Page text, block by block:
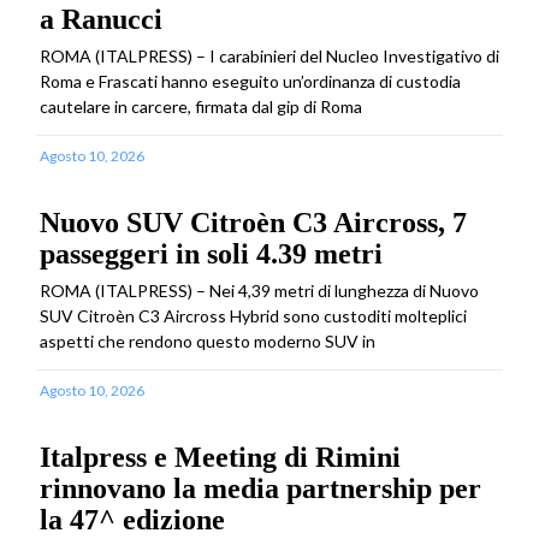
a Ranucci
ROMA (ITALPRESS) – I carabinieri del Nucleo Investigativo di
Roma e Frascati hanno eseguito un’ordinanza di custodia
cautelare in carcere, firmata dal gip di Roma
Agosto 10, 2026
Nuovo SUV Citroèn C3 Aircross, 7
passeggeri in soli 4.39 metri
ROMA (ITALPRESS) – Nei 4,39 metri di lunghezza di Nuovo
SUV Citroèn C3 Aircross Hybrid sono custoditi molteplici
aspetti che rendono questo moderno SUV in
Agosto 10, 2026
Italpress e Meeting di Rimini
rinnovano la media partnership per
la 47^ edizione